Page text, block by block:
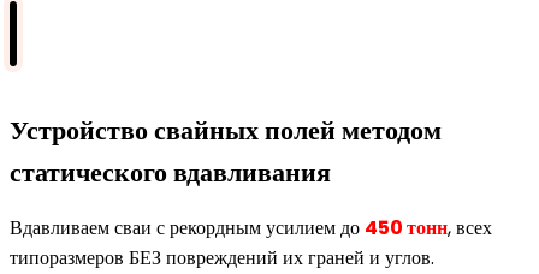
Устройство свайных полей методом
статического вдавливания
Вдавливаем сваи с рекордным усилием до 450 тонн, всех
типоразмеров БЕЗ повреждений их граней и углов.